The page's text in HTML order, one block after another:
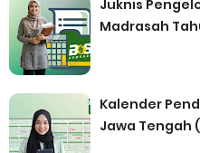
Juknis
Madrasah
Kalender
Jawa Tengah